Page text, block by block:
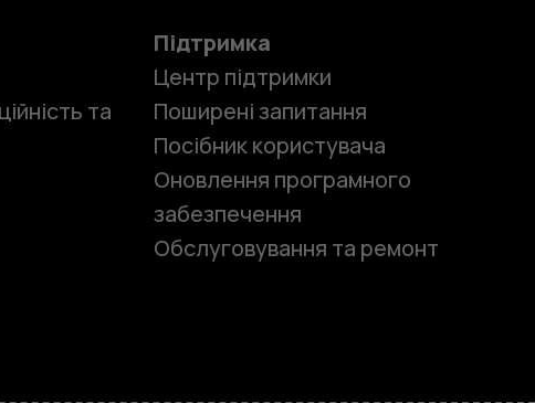
та
Підтримка
Центр підтримки
Поширені запитання
Посібник користувача
Оновлення програмного
забезпечення
Обслуговування та ремонт